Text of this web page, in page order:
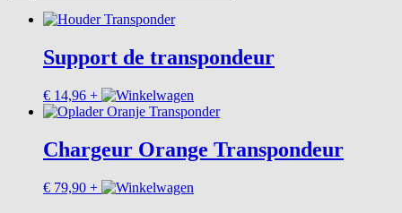
Support de transpondeur
€ 14,96 +
Chargeur Orange Transpondeur
€ 79,90 +